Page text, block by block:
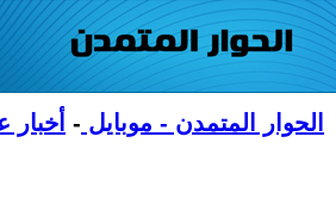
الحوار المتمدن - موبايل - أخبار